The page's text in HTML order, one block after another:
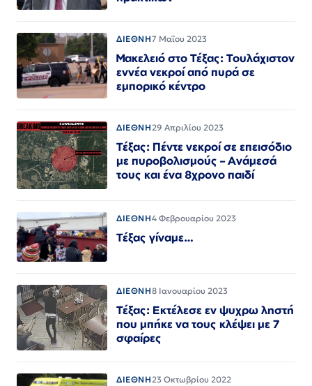
ΔΙΕΘΝΗ7 Μαΐου 2023
Μακελειό στο Τέξας: Τουλάχιστον
εννέα νεκροί από πυρά σε
εμπορικό κέντρο
ΔΙΕΘΝΗ29 Απριλίου 2023
Τέξας: Πέντε νεκροί σε επεισόδιο
με πυροβολισμούς – Ανάμεσά
τους και ένα 8χρονο παιδί
ΔΙΕΘΝΗ4 Φεβρουαρίου 2023
Τέξας γίναμε…
ΔΙΕΘΝΗ8 Ιανουαρίου 2023
Τέξας: Εκτέλεσε εν ψυχρω ληστή
που μπήκε να τους κλέψει με 7
σφαίρες
ΔΙΕΘΝΗ23 Οκτωβρίου 2022